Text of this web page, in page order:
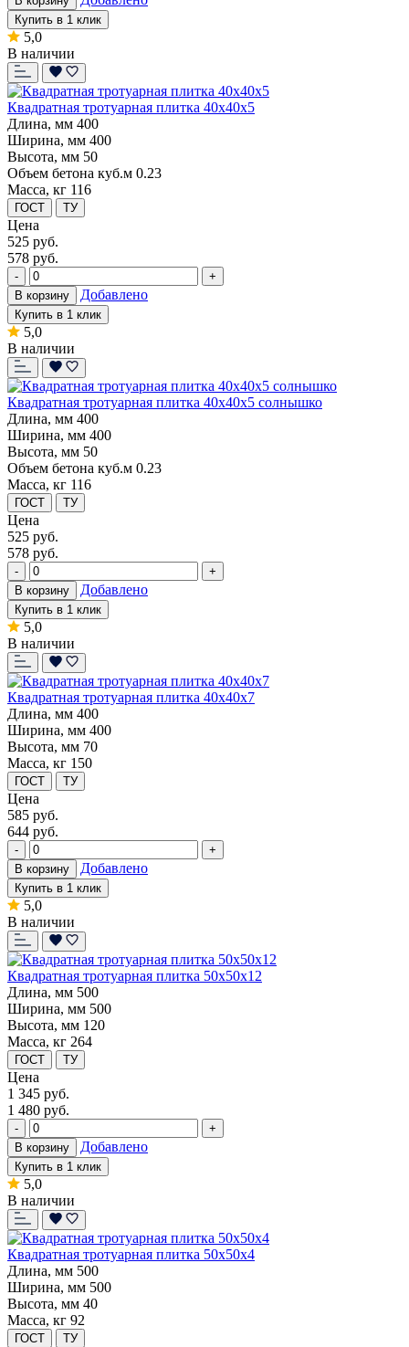
Купить в 1 клик
5,0
В наличии
Квадратная тротуарная плитка 40x40x5
Длина, мм 400
Ширина, мм 400
Высота, мм 50
Объем бетона куб.м 0.23
Масса, кг 116
ГОСТ ТУ
Цена
525 руб.
578 руб.
-
+
В корзину
Добавлено
Купить в 1 клик
5,0
В наличии
Квадратная тротуарная плитка 40x40x5 солнышко
Длина, мм 400
Ширина, мм 400
Высота, мм 50
Объем бетона куб.м 0.23
Масса, кг 116
ГОСТ ТУ
Цена
525 руб.
578 руб.
-
+
В корзину
Добавлено
Купить в 1 клик
5,0
В наличии
Квадратная тротуарная плитка 40x40x7
Длина, мм 400
Ширина, мм 400
Высота, мм 70
Масса, кг 150
ГОСТ ТУ
Цена
585 руб.
644 руб.
-
+
В корзину
Добавлено
Купить в 1 клик
5,0
В наличии
Квадратная тротуарная плитка 50х50х12
Длина, мм 500
Ширина, мм 500
Высота, мм 120
Масса, кг 264
ГОСТ ТУ
Цена
1 345 руб.
1 480 руб.
-
+
В корзину
Добавлено
Купить в 1 клик
5,0
В наличии
Квадратная тротуарная плитка 50х50х4
Длина, мм 500
Ширина, мм 500
Высота, мм 40
Масса, кг 92
ГОСТ ТУ